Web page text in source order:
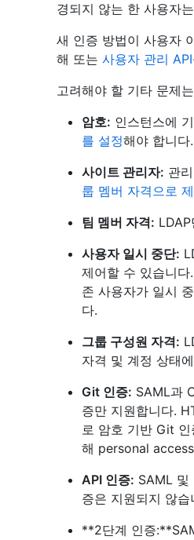
경되지 않는 한 사용자
새 인증 방법이 사용자
해 또는 사용자 관리 API
고려해야 할 기타 문제
암호: 인스턴스에
를 설정해야 합니다.
사이트 관리자: 관
룹 멤버 자격으로
팀 멤버 자격:
사용자 일시 중단:
제어할 수 있습니
존 사용자가 일시
다.
그룹 구성원 자격:
자격 및 계정 상태
Git 인증: SAML과
증만 지원합니다.
로 암호 기반 Git
해 personal
API 인증: SAML 및
증은 지원되지 않습
**2단계 인증